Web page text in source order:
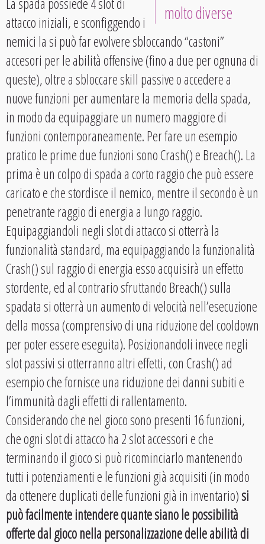
molto diverse
attacco iniziali, e sconfiggendo i
nemici la si può far evolvere sbloccando “castoni”
accesori per le abilità offensive (fino a due per ognuna di
queste), oltre a sbloccare skill passive o accedere a
nuove funzioni per aumentare la memoria della spada,
in modo da equipaggiare un numero maggiore di
funzioni contemporaneamente. Per fare un esempio
pratico le prime due funzioni sono Crash() e Breach(). La
prima è un colpo di spada a corto raggio che può essere
caricato e che stordisce il nemico, mentre il secondo è un
penetrante raggio di energia a lungo raggio.
Equipaggiandoli negli slot di attacco si otterrà la
funzionalità standard, ma equipaggiando la funzionalità
Crash() sul raggio di energia esso acquisirà un effetto
stordente, ed al contrario sfruttando Breach() sulla
spadata si otterrà un aumento di velocità nell’esecuzione
della mossa (comprensivo di una riduzione del cooldown
per poter essere eseguita). Posizionandoli invece negli
slot passivi si otterranno altri effetti, con Crash() ad
esempio che fornisce una riduzione dei danni subiti e
l’immunità dagli effetti di rallentamento.
Considerando che nel gioco sono presenti 16 funzioni,
che ogni slot di attacco ha 2 slot accessori e che
terminando il gioco si può ricominciarlo mantenendo
tutti i potenziamenti e le funzioni già acquisiti (in modo
da ottenere duplicati delle funzioni già in inventario)si
può facilmente intendere quante siano le possibilità
offerte dal gioco nella personalizzazione delle abilità di